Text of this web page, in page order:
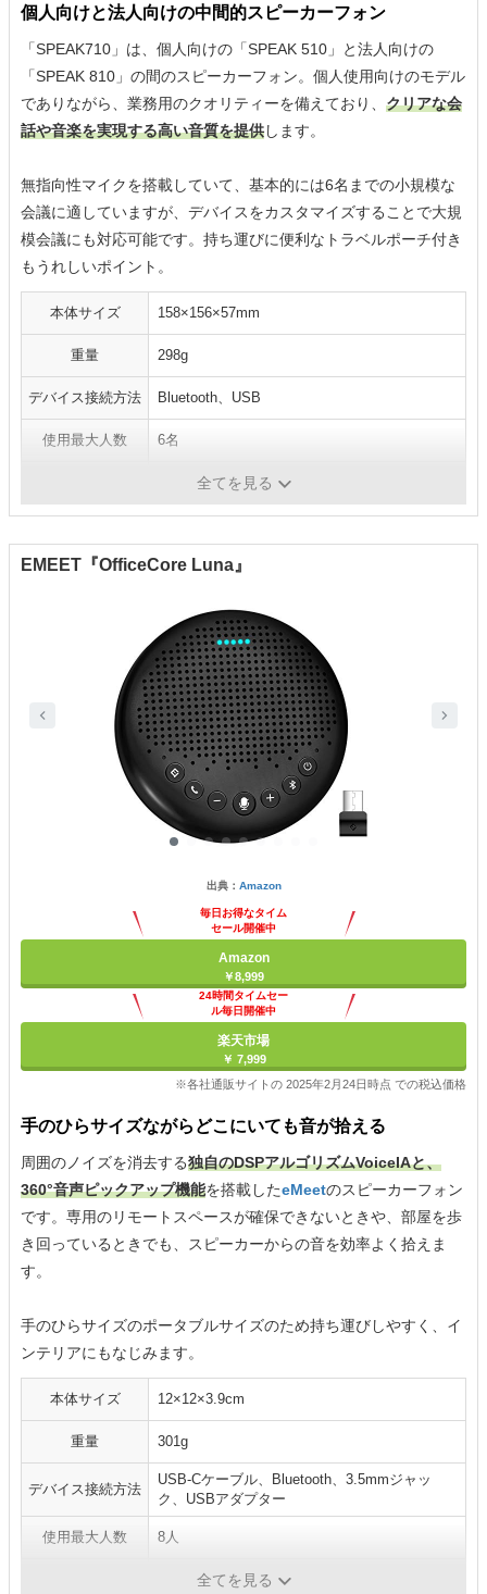
個人向けと法人向けの中間的スピーカーフォン
「SPEAK710」は、個人向けの「SPEAK 510」と法人向けの
「SPEAK 810」の間のスピーカーフォン。個人使用向けのモデル
でありながら、業務用のクオリティーを備えており、 クリアな会
話や音楽を実現する高い音質を提供します。
無指向性マイクを搭載していて、基本的には6名までの小規模な
会議に適していますが、デバイスをカスタマイズすることで大規
模会議にも対応可能です。持ち運びに便利なトラベルポーチ付き
もうれしいポイント。
本体サイズ 158×156×57mm
重量 298g
デバイス接続方法 Bluetooth、USB
使用最大人数 6名
全てを見る
EMEET『OfficeCore Luna』
出典： Amazon
毎日お得なタイム
セール開催中
Amazon
￥8,999
24時間タイムセー
ル毎日開催中
楽天市場
￥ 7,999
※各社通販サイトの 2025年2月24日時点 での税込価格
手のひらサイズながらどこにいても音が拾える
周囲のノイズを消去する独自のDSPアルゴリズムVoiceIAと、
360°音声ピックアップ機能を搭載したeMeetのスピーカーフォン
です。専用のリモートスペースが確保できないときや、部屋を歩
き回っているときでも、スピーカーからの音を効率よく拾えま
す。
手のひらサイズのポータブルサイズのため持ち運びしやすく、イ
ンテリアにもなじみます。
本体サイズ 12×12×3.9cm
重量 301g
デバイス接続方法
USB-Cケーブル、Bluetooth、3.5mmジャッ
ク、USBアダプター
使用最大人数 8人
最長10時間全てを見る